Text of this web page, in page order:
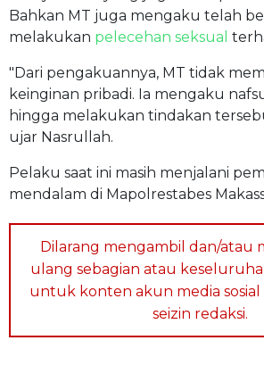
Bahkan MT juga mengaku telah
melakukan pelecehan seksual
"Dari pengakuannya, MT tidak
keinginan pribadi. Ia mengaku
hingga melakukan tindakan
ujar Nasrullah.
Pelaku saat ini masih menjalani
mendalam di Mapolrestabes
Dilarang mengambil dan/atau
ulang sebagian atau
untuk konten akun media sosial
seizin redaksi.